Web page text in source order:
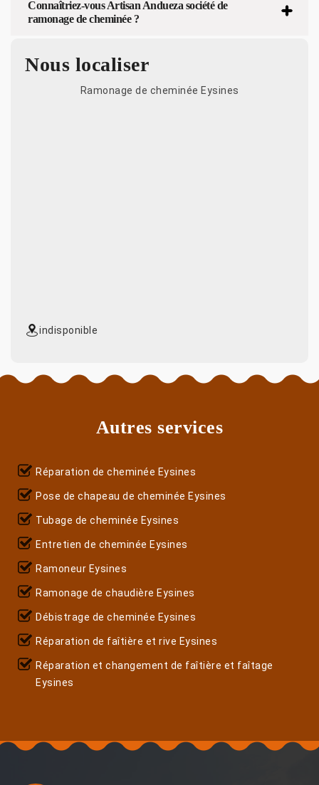
Connaîtriez-vous Artisan Andueza société de
ramonage de cheminée ?
Nous localiser
Ramonage de cheminée Eysines
indisponible
Autres services
Réparation de cheminée Eysines
Pose de chapeau de cheminée Eysines
Tubage de cheminée Eysines
Entretien de cheminée Eysines
Ramoneur Eysines
Ramonage de chaudière Eysines
Débistrage de cheminée Eysines
Réparation de faîtière et rive Eysines
Réparation et changement de faîtière et faîtage
Eysines